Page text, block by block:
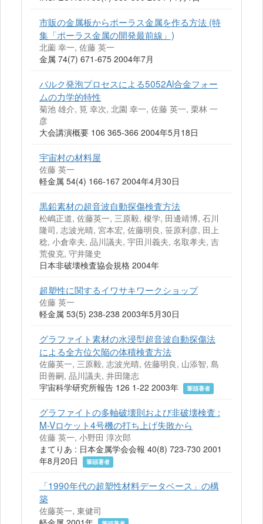
市販の金属板からポーラス金属を作る方法 (特
集「ポーラス金属の開発最前線」)
北薗 幸一, 佐藤 英一
金属 74(7) 671-675 2004年7月
バルク発泡プロセスによる5052Al合金フォー
ムの力学的特性
菊池 雄介, 筧 幸次, 北園 幸一, 佐藤 英一, 栗林 一
彦
大会講演概要 106 365-366 2004年5月18日
宇宙村の材料屋
佐藤 英一
軽金属 54(4) 166-167 2004年4月30日
黒鉛素材の超音波自動探傷検査方法
松嶋正道, 佐藤英一, 三原毅, 榎学, 田邊靖博, 石川
隆司, 志波光晴, 宮本宏, 佐藤明良, 笹原利彦, 田上
稔, 小倉幸夫, 品川議夫, 宇田川義夫, 名取孝夫, 吉
荒俊克, 守井隆史
日本非破壊検査協会規格 2004年
超塑性に関するイワサキワークショップ
佐藤 英一
軽金属 53(5) 238-238 2003年5月30日
グラファイト素材の水浸型超音波自動探傷法
による全方位欠陥の体積検査方法
佐藤英一, 三原毅, 志波光晴, 佐藤明良, 山添智, 島
田善嗣, 品川議夫, 井田隆志
宇宙科学研究所報告 126 1-22 2003年
筆頭著者
グラファイトの多軸破壊則および非破壊検査 :
M-Vロケット4号機の打ち上げ失敗から
佐藤 英一, 小野田 淳次郎
まてりあ : 日本金属学会会報 40(8) 723-730 2001
年8月20日
筆頭著者
「1990年代の超塑性材料データベース」の構
築
佐藤英一, 東健司